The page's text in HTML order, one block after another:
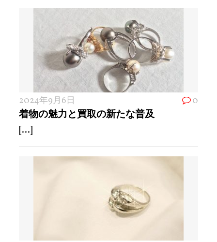
2024年9月6日 0
着物の魅力と買取の新たな普及
[...]